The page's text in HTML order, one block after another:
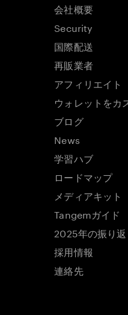
会社概要
Security
国際配送
再販業者
アフィリエイト
ウォレットをカ
ブログ
News
学習ハブ
ロードマップ
メディアキット
Tangemガイド
2025年の振り返
採用情報
連絡先